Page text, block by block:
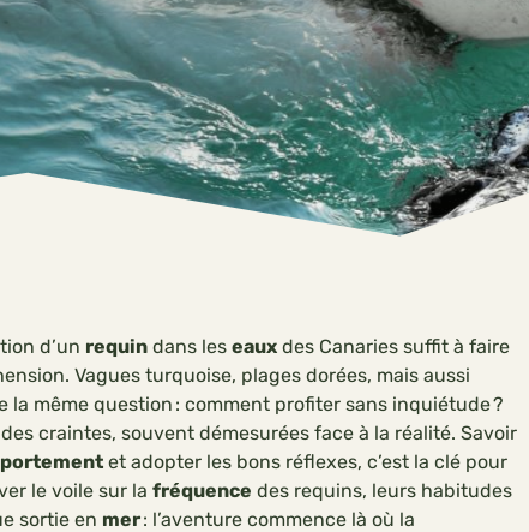
d’un requin dans les eaux des Canaries suffit à faire
Vagues turquoise, plages dorées, mais aussi
la même question : comment profiter sans inquiétude ?
craintes, souvent démesurées face à la réalité. Savoir
et adopter les bons réflexes, c’est la clé pour
le voile sur la fréquence des requins, leurs habitudes
sortie en mer: l’aventure commence là où la